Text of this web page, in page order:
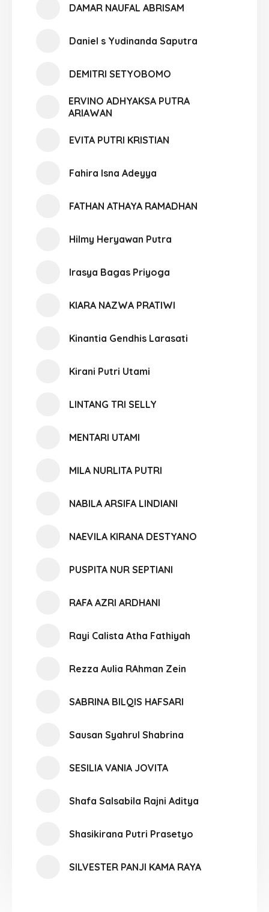
DAMAR NAUFAL ABRISAM
Daniel s Yudinanda Saputra
DEMITRI SETYOBOMO
ERVINO ADHYAKSA PUTRA
ARIAWAN
EVITA PUTRI KRISTIAN
Fahira Isna Adeyya
FATHAN ATHAYA RAMADHAN
Hilmy Heryawan Putra
Irasya Bagas Priyoga
KIARA NAZWA PRATIWI
Kinantia Gendhis Larasati
Kirani Putri Utami
LINTANG TRI SELLY
MENTARI UTAMI
MILA NURLITA PUTRI
NABILA ARSIFA LINDIANI
NAEVILA KIRANA DESTYANO
PUSPITA NUR SEPTIANI
RAFA AZRI ARDHANI
Rayi Calista Atha Fathiyah
Rezza Aulia RAhman Zein
SABRINA BILQIS HAFSARI
Sausan Syahrul Shabrina
SESILIA VANIA JOVITA
Shafa Salsabila Rajni Aditya
Shasikirana Putri Prasetyo
SILVESTER PANJI KAMA RAYA